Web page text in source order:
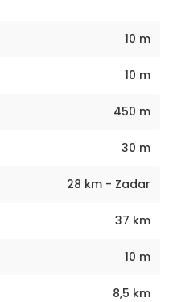
10 m
10 m
450 m
30 m
28 km - Zadar
37 km
10 m
8,5 km